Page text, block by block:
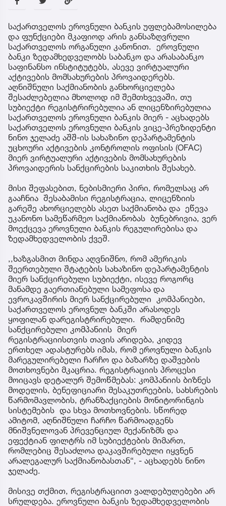
საქართველოს ეროვნული ბანკის უფლებამოსილება
და ფუნქციები მკაფიოდ არის განსაზღვრული
საქართველოს ორგანული კანონით. ეროვნული
ბანკი ზედამხედველობს საბანკო და არასაბანკო
საფინანსო ინსტიტუტებს, ასევე ვირტუალური
აქტივების მომსახურების პროვაიდერებს.
აღნიშნული საქმიანობის განხორციელება
შესაძლებელია მხოლოდ იმ შემთხვევაში, თუ
სუბიექტი რეგისტრირებულია ან ლიცენზირებულია
საქართველოს ეროვნული ბანკის მიერ - აცხადებს
საქართველოს ეროვნული ბანკის ვიცე-პრეზიდენტი
ნინო ჯელაძე აშშ-ის სახაზინო დეპარტამენტის
უცხოური აქტივების კონტროლის ოფისის (OFAC)
მიერ ვირტუალური აქტივების მომსახურების
პროვაიდერის სანქცირების საკითხის შესახებ.
მისი შეფასებით, ნებისმიერი პირი, რომელსაც არ
გააჩნია შესაბამისი რეგისტრაცია, ლიცენზიის
გარეშე ახორციელებს ასეთ საქმიანობა და ეწევა
უკანონო სამეწარმეო საქმიანობას ბუნებრივია, ვერ
მოექცევა ეროვნული ბანკის რეგულირებისა და
ზედამხედველობის ქვეშ.
,,ხაზგასმით მინდა აღვნიშნო, რომ ამერიკის
შეერთებული შტატების სახაზინო დეპარტამენტის
მიერ სანქცირებული სუბიექტი, ისევე როგორც
მანამდე გაერთიანებული სამეფოსა და
ევროკავშირის მიერ სანქცირებული კომპანიები,
საქართველოს ეროვნულ ბანკში არასოდეს
ყოფილან დარეგისტრირებული. რამდენიმე
სანქცირებული კომპანიის მიერ
რეგისტრაციისთვის თავის არიდება, კიდევ
ერთხელ ადასტურებს იმას, რომ ეროვნული ბანკის
მარეგულირებელი ჩარჩო და ბაზარზე დაშვების
მოთხოვნები მკაცრია. რეგისტრაციის პროცესი
მოიცავს დეტალურ შემოწმებას: კომპანიის ბიზნეს
მოდელის, ბენეფიციარი მესაკუთრეების, სახსრების
წარმომავლობის, ტრანზაქციების მონიტორინგის
სისტემების და სხვა მოთხოვნების. სწორედ
ამიტომ, აღნიშნული ჩარჩო წარმოადგენს
მნიშვნელოვან პრევენციულ მექანიზმს და
ეფექტიან ფილტრს იმ სუბიექტების მიმართ,
რომლებიც შესაძლოა დაკავშირებული იყვნენ
არალეგალურ საქმიანობასთან“, - აცხადებს ნინო
ჯელაძე.
მისივე თქმით, რეგისტრაციით ვალდებულებები არ
სრულდება. ეროვნული ბანკის ზედამხედველობის